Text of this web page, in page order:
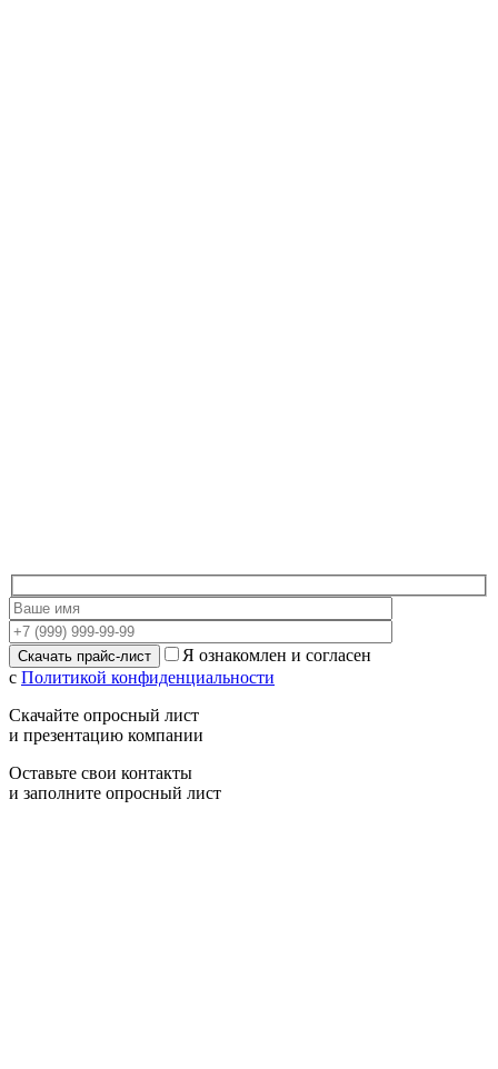
Я ознакомлен и согласен
с Политикой конфиденциальности
Скачайте опросный лист
и презентацию компании
Оставьте свои контакты
и заполните опросный лист